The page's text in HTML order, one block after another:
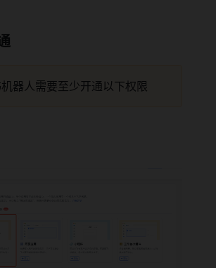
器人需要至少开通以下权限